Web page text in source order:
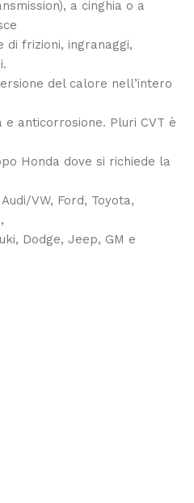
a cinghia o a
di frizioni, ingranaggi,
del calore nell’intero
e anticorrosione. Pluri CVT è
Honda dove si richiede la
VW, Ford, Toyota,
Dodge, Jeep, GM e